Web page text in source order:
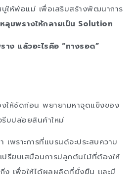
ให้พ่อแม่ เพื่อเสริมสร้างพัฒนาการ
ลุมพรางให้กลายเป็น Solution
าง แล้วอะไรคือ “ทางรอด”
งให้ชัดก่อน พยายามหาจุดแข็งของ
บปล่อยสินค้าใหม่
เพราะการที่แบรนด์จะประสบความ
ปรียบเสมือนการปลูกต้นไม้ที่ต้องให้
ง เพื่อให้ได้ผลผลิตที่ยั่งยืน เเละมี